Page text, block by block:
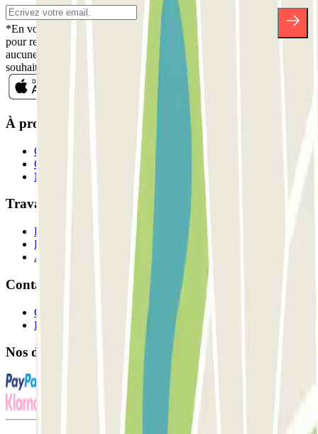
*En vous inscrivant, vous acceptez notre politique de confidentialité
pour recevoir des communications commerciales de Parclick. Sans
aucune obligation, vous pouvez vous désinscrire quand vous le
souhaitez dans la même newsletter.
À propos de Parclick
Qui sommes-nous ?
Comment ça marche?
Nos parkings
Travaillons ensemble?
Professionnels
Fournisseur de parking
Affiliés
Contact
Contactez-nous
FAQ
Nos différents modes de paiement: